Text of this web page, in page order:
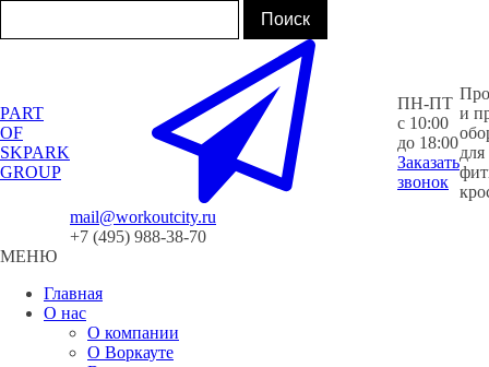
PART
OF
SKPARK
GROUP
mail@workoutcity.ru
+7 (495) 988-38-70
ПН-ПТ
с 10:00
до 18:00
Заказать
звонок
и
для
МЕНЮ
Главная
О нас
О компании
О Воркауте